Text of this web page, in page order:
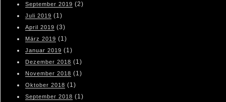
September 2019 (2)
Juli 2019 (1)
April 2019 (3)
März 2019 (1)
Januar 2019 (1)
Dezember 2018 (1)
November 2018 (1)
Oktober 2018 (1)
September 2018 (1)